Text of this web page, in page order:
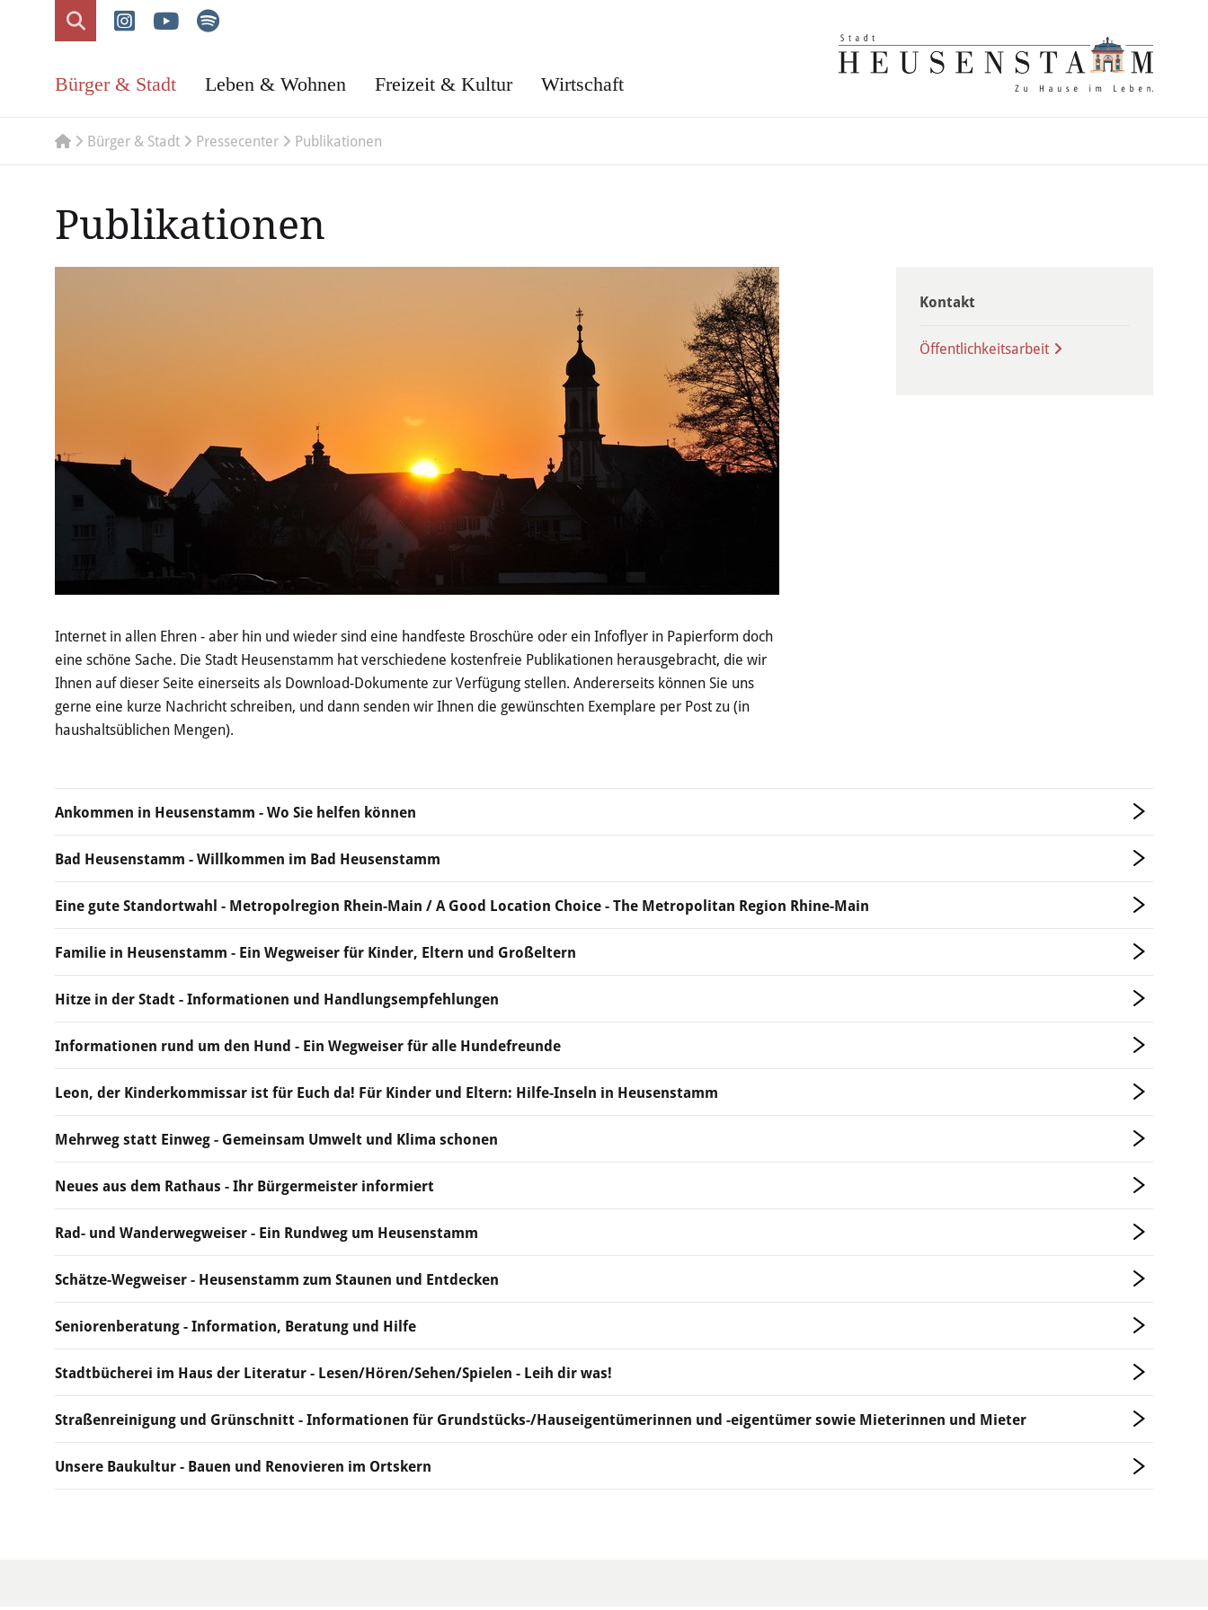
Bürger & Stadt Leben & Wohnen Freizeit & Kultur Wirtschaft
Bürger & Stadt Pressecenter Publikationen
Publikationen
Internet in allen Ehren - aber hin und wieder sind eine handfeste Broschüre oder ein Infoflyer in Papierform doch
eine schöne Sache. Die Stadt Heusenstamm hat verschiedene kostenfreie Publikationen herausgebracht, die wir
Ihnen auf dieser Seite einerseits als Download-Dokumente zur Verfügung stellen. Andererseits können Sie uns
gerne eine kurze Nachricht schreiben, und dann senden wir Ihnen die gewünschten Exemplare per Post zu (in
haushaltsüblichen Mengen).
Kontakt
Öffentlichkeitsarbeit
Ankommen in Heusenstamm - Wo Sie helfen können
Bad Heusenstamm - Willkommen im Bad Heusenstamm
Eine gute Standortwahl - Metropolregion Rhein-Main / A Good Location Choice - The Metropolitan Region Rhine-Main
Familie in Heusenstamm - Ein Wegweiser für Kinder, Eltern und Großeltern
Hitze in der Stadt - Informationen und Handlungsempfehlungen
Informationen rund um den Hund - Ein Wegweiser für alle Hundefreunde
Leon, der Kinderkommissar ist für Euch da! Für Kinder und Eltern: Hilfe-Inseln in Heusenstamm
Mehrweg statt Einweg - Gemeinsam Umwelt und Klima schonen
Neues aus dem Rathaus - Ihr Bürgermeister informiert
Rad- und Wanderwegweiser - Ein Rundweg um Heusenstamm
Schätze-Wegweiser - Heusenstamm zum Staunen und Entdecken
Seniorenberatung - Information, Beratung und Hilfe
Stadtbücherei im Haus der Literatur - Lesen/Hören/Sehen/Spielen - Leih dir was!
Straßenreinigung und Grünschnitt - Informationen für Grundstücks-/Hauseigentümerinnen und -eigentümer sowie Mieterinnen und Mieter
Unsere Baukultur - Bauen und Renovieren im Ortskern